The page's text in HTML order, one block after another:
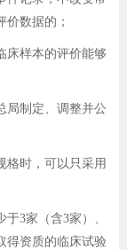
数据的；
样本的评价能够
制定、调整并公
时，可以只采用
3家（含3家）、
得资质的临床试验